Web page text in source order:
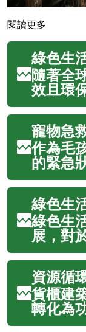
閱讀更多
隨著全
效且環
家庭與
功率製
常能源
放，為
一條切
入探討
益，並
寵物急
作為毛
的緊急
無措，
割傷到
物或突
急救知
黃金時
關鍵的
牠們的
綠色生
展，對
日益重
同實踐
身的生
自然資
這種集
面出發
貨櫃建
轉化為
創新方